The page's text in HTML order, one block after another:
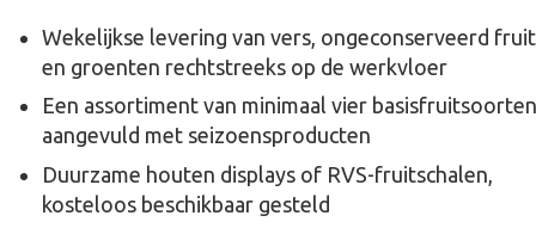
Wekelijkse levering van vers, ongeconserveerd fruit
en groenten rechtstreeks op de werkvloer
Een assortiment van minimaal vier
aangevuld met seizoensproducten
Duurzame houten displays of RVS-fruitschalen,
kosteloos beschikbaar gesteld